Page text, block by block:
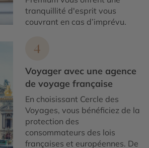
tranquillité d'esprit vous
couvrant en cas d’imprévu.
4
Voyager avec une agence
de voyage française
En choisissant Cercle des
Voyages, vous bénéficiez de la
protection des
consommateurs des lois
françaises et européennes. De